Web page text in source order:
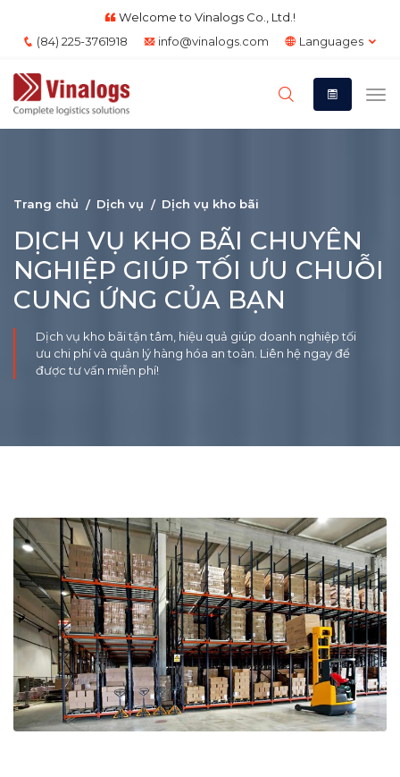
Welcome to Vinalogs Co., Ltd.!
(84) 225-3761918
info@vinalogs.com Languages
Trang chủ Dịch vụ Dịch vụ kho bãi
DỊCH VỤ KHO BÃI CHUYÊN
NGHIỆP GIÚP TỐI ƯU CHUỖI
CUNG ỨNG CỦA BẠN
Dịch vụ kho bãi tận tâm, hiệu quả giúp doanh nghiệp tối
ưu chi phí và quản lý hàng hóa an toàn. Liên hệ ngay để
được tư vấn miễn phí!